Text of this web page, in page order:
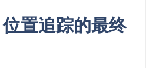
置追踪的最终